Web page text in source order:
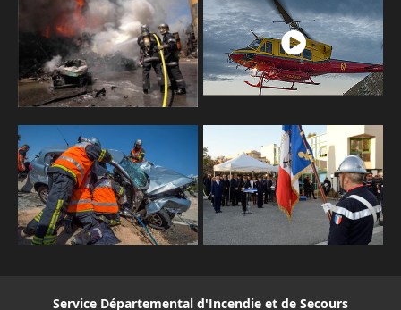
Service Départemental d'Incendie et de Secours